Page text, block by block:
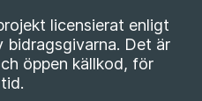
licensierat enligt
bidragsgivarna. Det är
öppen källkod, för